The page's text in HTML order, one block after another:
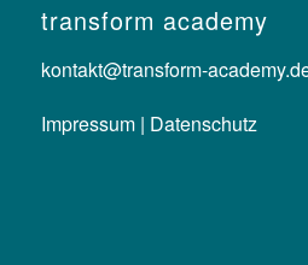
transform academy
kontakt@transform-
Impressum | Datenschutz